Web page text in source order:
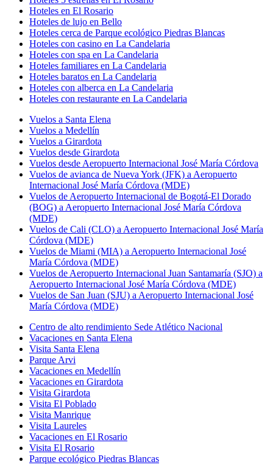
Hoteles en El Rosario
Hoteles de lujo en Bello
Hoteles cerca de Parque ecológico Piedras Blancas
Hoteles con casino en La Candelaria
Hoteles con spa en La Candelaria
Hoteles familiares en La Candelaria
Hoteles baratos en La Candelaria
Hoteles con alberca en La Candelaria
Hoteles con restaurante en La Candelaria
Vuelos a Santa Elena
Vuelos a Medellín
Vuelos a Girardota
Vuelos desde Girardota
Vuelos desde Aeropuerto Internacional José María Córdova
Vuelos de avianca de Nueva York (JFK) a Aeropuerto
Internacional José María Córdova (MDE)
Vuelos de Aeropuerto Internacional de Bogotá-El Dorado
(BOG) a Aeropuerto Internacional José María Córdova
(MDE)
Vuelos de Cali (CLO) a Aeropuerto Internacional José María
Córdova (MDE)
Vuelos de Miami (MIA) a Aeropuerto Internacional José
María Córdova (MDE)
Vuelos de Aeropuerto Internacional Juan Santamaría (SJO) a
Aeropuerto Internacional José María Córdova (MDE)
Vuelos de San Juan (SJU) a Aeropuerto Internacional José
María Córdova (MDE)
Centro de alto rendimiento Sede Atlético Nacional
Vacaciones en Santa Elena
Visita Santa Elena
Parque Arvi
Vacaciones en Medellín
Vacaciones en Girardota
Visita Girardota
Visita El Poblado
Visita Manrique
Visita Laureles
Vacaciones en El Rosario
Visita El Rosario
Parque ecológico Piedras Blancas